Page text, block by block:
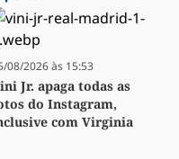
08/2026 às 15:53
Jr. apaga todas as
do Instagram,
com Virginia